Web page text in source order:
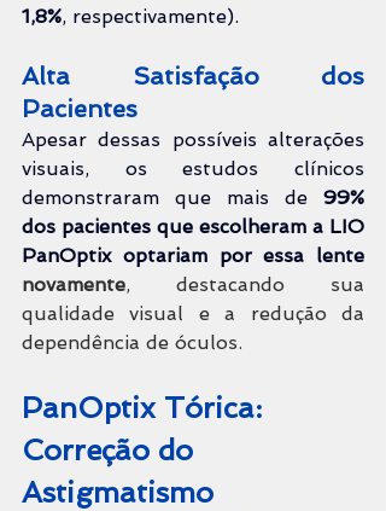
1,8%, respectivamente).
Alta Satisfação dos
Pacientes
Apesar dessas possíveis alterações
visuais, os estudos clínicos
demonstraram que mais de 99%
dos pacientes que escolheram a LIO
novamente, destacando sua
qualidade visual e a redução da
dependência de óculos.
PanOptix Tórica:
Correção do
Astigmatismo